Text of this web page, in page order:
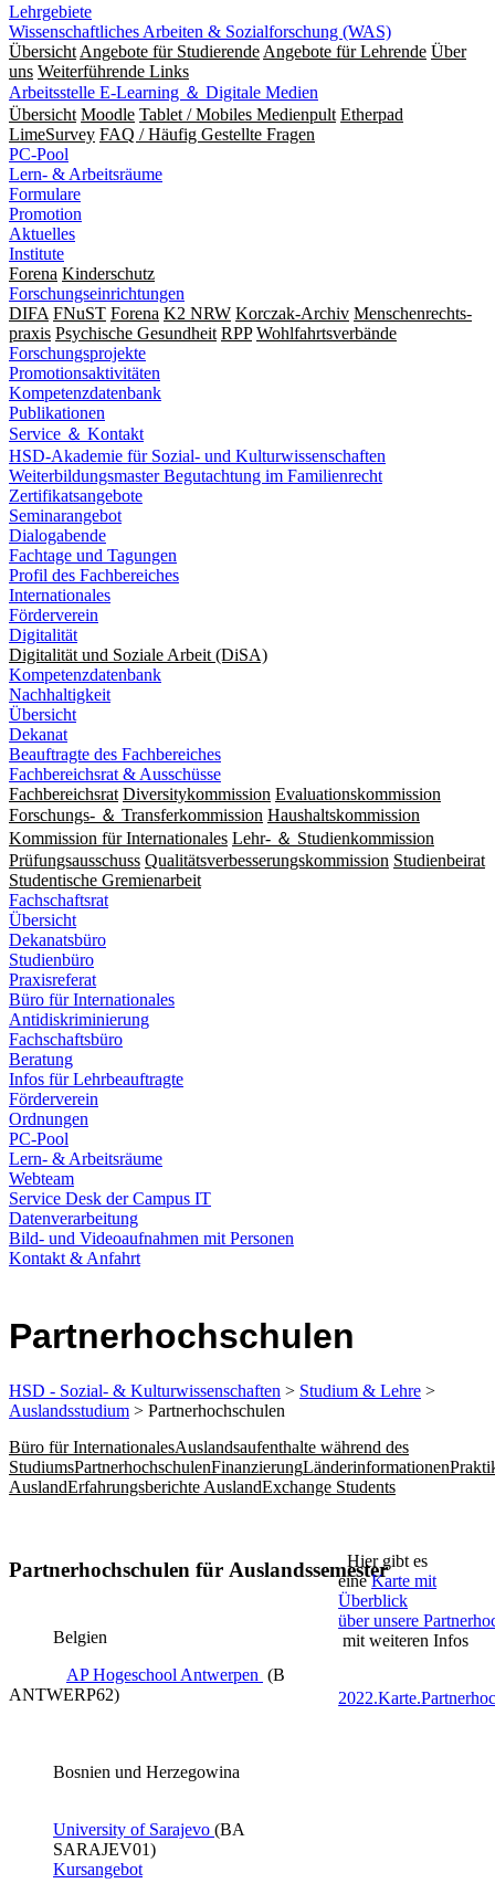
Lehrgebiete
Wissenschaftliches Arbeiten & Sozialforschung (WAS)
Übersicht Angebote für Studierende Angebote für Lehrende Über
uns Weiterführende Links
Arbeitsstelle E-Learning ＆ Digitale Medien
Übersicht Moodle Tablet / Mobiles Medienpult Etherpad
LimeSurvey FAQ / Häufig Gestellte Fragen
PC-Pool
Lern- & Arbeitsräume
Formulare
Promotion
Aktuelles
Institute
Forena Kinderschutz
Forschungseinrichtungen
DIFA FNuST Forena K2 NRW Korczak-Archiv Men­schen­rechts­
praxis Psy­chische Gesund­heit RPP Wohlfahrts­verbände
Forschungsprojekte
Promotionsaktivitäten
Kompetenzdatenbank
Publikationen
Service ＆ Kontakt
HSD-Akademie für Sozial- und Kulturwissenschaften
Weiterbildungsmaster Begutachtung im Familienrecht
Zertifikatsangebote
Seminarangebot
Dialogabende
Fachtage und Tagungen
Profil des Fachbereiches
Internationales
Förderverein
Digitalität
Digitalität und Soziale Arbeit (DiSA)
Kompetenzdatenbank
Nachhaltigkeit
Übersicht
Dekanat
Beauftragte des Fachbereiches
Fachbereichsrat & Ausschüsse
Fachbereichsrat Diversitykommission Evaluationskommission
Forschungs- ＆ Transferkommission Haushaltskommission
Kommission für Internationales Lehr- ＆ Studienkommission
Prüfungsausschuss Qualitätsverbesserungskommission Studienbeirat
Studentische Gremienarbeit
Fachschaftsrat
Übersicht
Dekanatsbüro
Studienbüro
Praxisreferat
Büro für Internationales
Antidiskriminierung
Fachschaftsbüro
Beratung
Infos für Lehrbeauftragte
Förderverein
Ordnungen
PC-Pool
Lern- & Arbeitsräume
Webteam
Service Desk der Campus IT
Datenverarbeitung
Bild- und Videoaufnahmen mit Personen
Kontakt & Anfahrt
Partnerhochschulen
HSD - Sozial- & Kulturwissenschaften > Studium & Lehre >
Auslandsstudium > Partnerhochschulen
Büro für InternationalesAuslandsaufenthalte während des
StudiumsPartnerhochschulenFinanzierungLänderinformationen
AuslandErfahrungsberichte AuslandExchange Students
Partnerhochschulen für Auslandssemester
Belgien
AP Hogeschool Antwerpen ​ (B
ANTWERP62)
Bosnien und Herzegowina
University of Sarajevo​ ​ (BA
SARAJEV01​)
Kursangebot​
Hier gibt es
eineKarte mit
Überblick
über unsere
mit weiteren Infos